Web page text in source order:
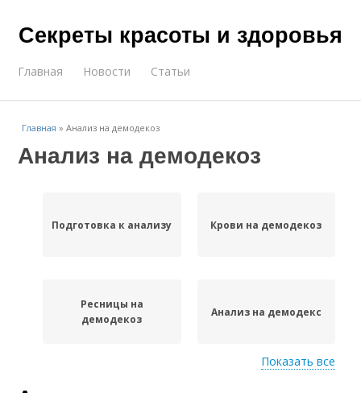
Секреты красоты и здоровья
Главная Новости Статьи
Главная »Анализ на демодекоз
Анализ на демодекоз
Подготовка к анализу Крови на демодекоз
Ресницы на
демодекоз
Анализ на демодекс
Показать все